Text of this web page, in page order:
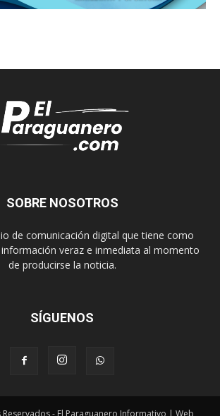
SOBRE NOSOTROS
de comunicación digital que tiene como
veraz e inmediata al momento
de producirse la noticia.
SÍGUENOS
- El Paraguanero Informativo | Web